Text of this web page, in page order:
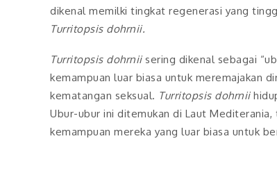
dikenal memilki tingkat regenerasi yang
Turritopsis dohrnii.
Turritopsis dohrniisering dikenal sebagai
kemampuan luar biasa untuk meremajakan
kematangan seksual. Turritopsis dohrnii
Ubur-ubur ini ditemukan di Laut
kemampuan mereka yang luar biasa untuk